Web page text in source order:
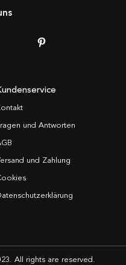
und Antworten
und Zahlung
All rights are reserved.